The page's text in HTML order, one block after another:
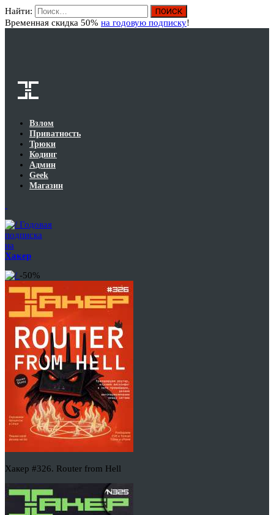
Найти:
Временная скидка 50% на годовую подписку!
Взлом
Приватность
Трюки
Кодинг
Админ
Geek
Магазин
Годовая
подписка
на
Хакер
-50%
Хакер #326. Router from Hell